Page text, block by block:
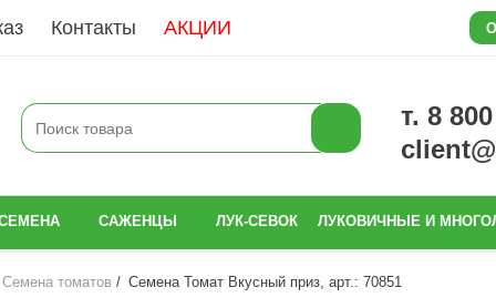
Контакты АКЦИИ
т. 8
САЖЕНЦЫ ЛУК-СЕВОК ЛУКОВИЧНЫЕ И
Семена томатов Семена Томат Вкусный приз, арт.: 70851